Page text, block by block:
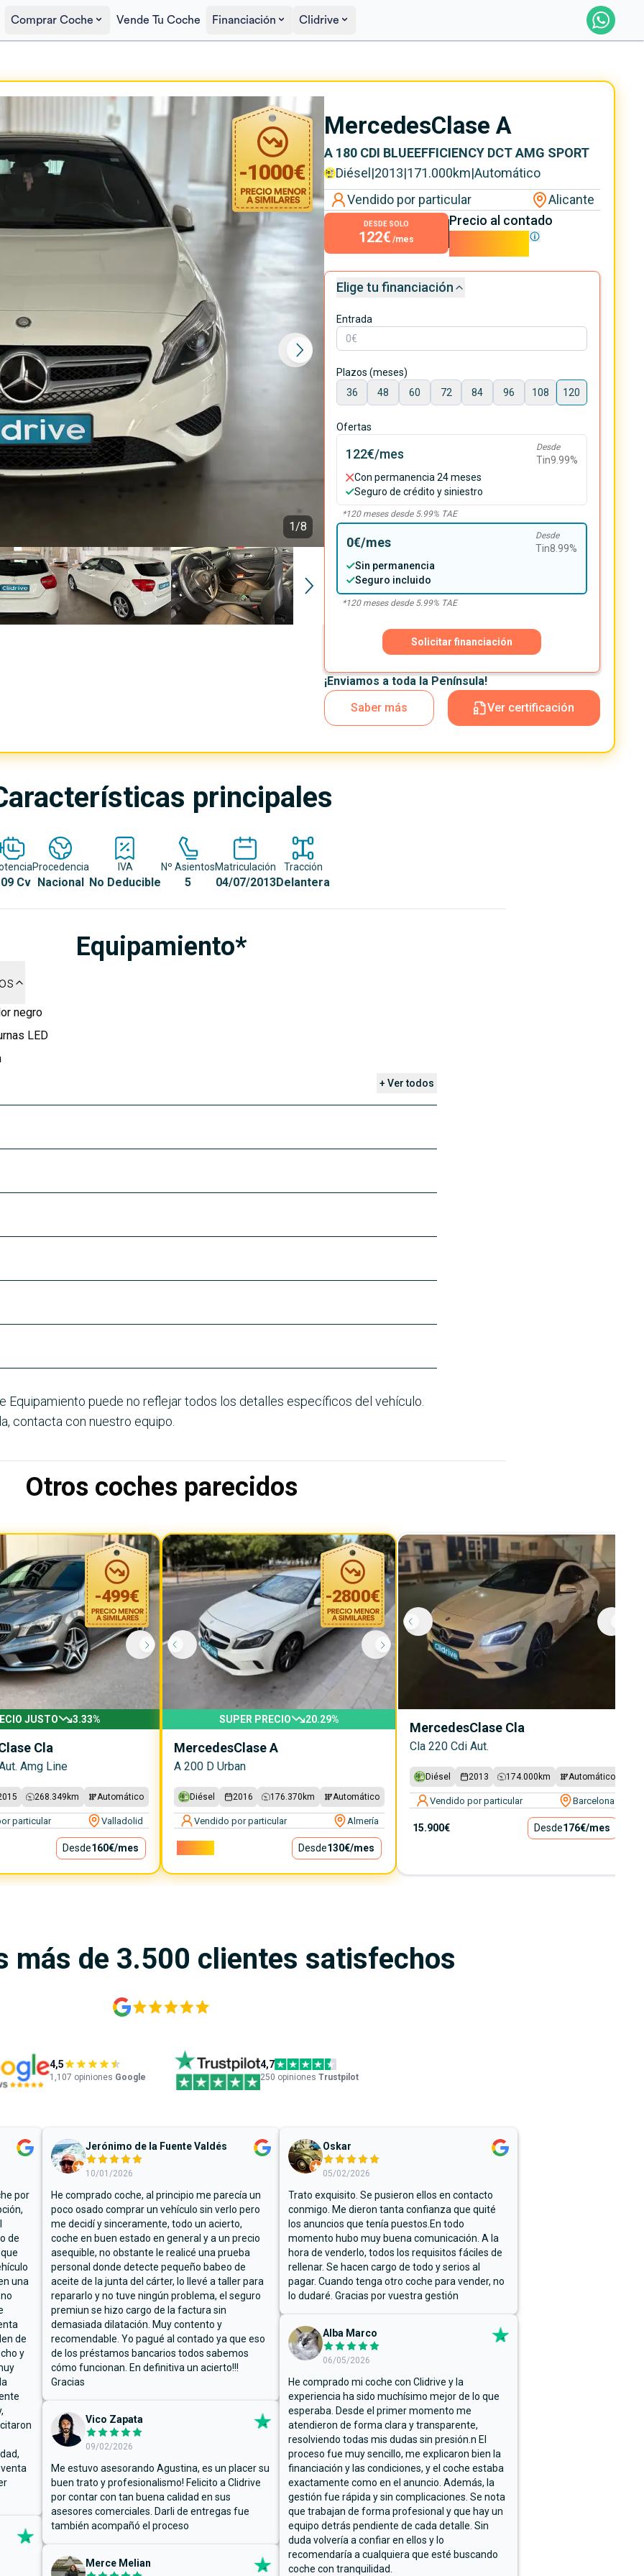
Comprar Coche Vende Tu Coche Financiación Clidrive
1/8
-1000€
11.000€
MercedesClase A
A 180 CDI BLUEEFFICIENCY DCT AMG SPORT
Diésel|2013|171.000km|Automático
Vendido por particular
Alicante
DESDE SOLO
122€ /mes
Precio al contado
11.000€
Elige tu financiación
Entrada
Plazos (meses)
36
48 60 72 84 96 108 120
Ofertas
122€/mes Desde
Tin9.99%
Con permanencia 24 meses
Seguro de crédito y siniestro
*120meses desde 5.99% TAE
0€/mes Desde
Tin8.99%
Sin permanencia
Seguro incluido
*120meses desde 5.99% TAE
Solicitar financiación
¡Enviamos a toda la Península!
Saber más
Ver certificación
principales
Cv
Procedencia
Nacional
IVA
No Deducible
Nº Asientos
5
Matriculación
04/07/2013
Tracción
Delantera
Equipamiento*
negro
LED
+ Ver todos
Equipamiento puede no reflejar todos los detalles específicos del vehículo.
contacta con nuestro equipo.
Otros coches parecidos
-499€
JUSTO 3.33%
Cla
Amg Line
268.349 km Automático
particular Valladolid
Desde160€/mes
-2800€
SUPER PRECIO 20.29%
MercedesClase A
A 200 D Urban
Diésel 2016 176.370 km Automático
Vendido por particular Almería
Desde130€/mes
MercedesClase Cla
Cla 220 Cdi Aut.
Diésel 2013 174.000 km Automático
Vendido por particular Barcelona
15.900€ Desde176€/mes
más de 3.500 clientes satisfechos
4,5
1,107 opiniones Google
4,7
250 opiniones Trustpilot
por
de
una
de
y
Jerónimo de la Fuente Valdés
10/01/2026
He comprado coche, al principio me parecía un
poco osado comprar un vehículo sin verlo pero
me decidí y sinceramente, todo un acierto,
coche en buen estado en general y a un precio
asequible, no obstante le realicé una prueba
personal donde detecte pequeño babeo de
aceite de la junta del cárter, lo llevé a taller para
repararlo y no tuve ningún problema, el seguro
premiun se hizo cargo de la factura sin
demasiada dilatación. Muy contento y
recomendable. Yo pagué al contado ya que eso
de los préstamos bancarios todos sabemos
cómo funcionan. En definitiva un acierto!!!
Gracias
Vico Zapata
09/02/2026
Me estuvo asesorando Agustina, es un placer su
buen trato y profesionalismo! Felicito a Clidrive
por contar con tan buena calidad en sus
asesores comerciales. Darli de entregas fue
también acompañó el proceso
Merce Melian
Oskar
05/02/2026
Trato exquisito. Se pusieron ellos en contacto
conmigo. Me dieron tanta confianza que quité
los anuncios que tenía puestos.En todo
momento hubo muy buena comunicación. A la
hora de venderlo, todos los requisitos fáciles de
rellenar. Se hacen cargo de todo y serios al
pagar. Cuando tenga otro coche para vender, no
lo dudaré. Gracias por vuestra gestión
Alba Marco
06/05/2026
He comprado mi coche con Clidrive y la
experiencia ha sido muchísimo mejor de lo que
esperaba. Desde el primer momento me
atendieron de forma clara y transparente,
resolviendo todas mis dudas sin presión.n El
proceso fue muy sencillo, me explicaron bien la
financiación y las condiciones, y el coche estaba
exactamente como en el anuncio. Además, la
gestión fue rápida y sin complicaciones. Se nota
que trabajan de forma profesional y que hay un
equipo detrás pendiente de cada detalle. Sin
duda volvería a confiar en ellos y lo
recomendaría a cualquiera que esté buscando
coche con tranquilidad.